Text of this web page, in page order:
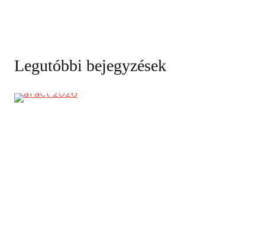
Legutóbbi bejegyzések